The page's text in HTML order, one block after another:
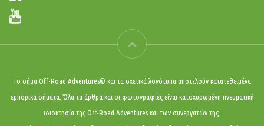
Το σήμα Off-Road Adventures© και τα σχετικά λογότυπα αποτελούν κατατεθειμένα
εμπορικά σήματα. Όλα τα άρθρα και οι φωτογραφίες είναι κατοχυρωμένη πνευματική
ιδιοκτησία της Off-Road Adventures και των συνεργατών της.